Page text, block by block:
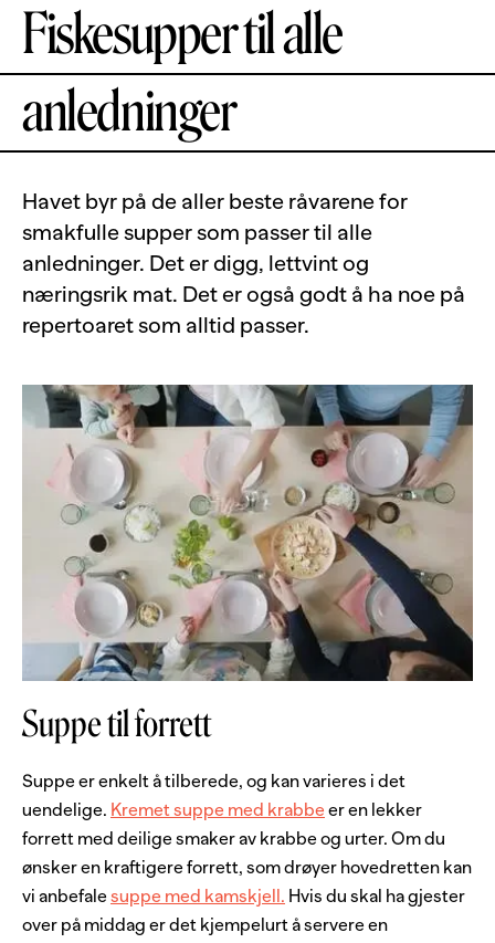
Fiskesupper til alle
anledninger
Havet byr på de aller beste råvarene for
smakfulle supper som passer til alle
anledninger. Det er digg, lettvint og
næringsrik mat. Det er også godt å ha noe på
repertoaret som alltid passer.
Suppe til forrett
Suppe er enkelt å tilberede, og kan varieres i det
uendelige. Kremet suppe med krabbe er en lekker
forrett med deilige smaker av krabbe og urter. Om du
ønsker en kraftigere forrett, som drøyer hovedretten kan
vi anbefale suppe med kamskjell. Hvis du skal ha gjester
over på middag er det kjempelurt å servere en